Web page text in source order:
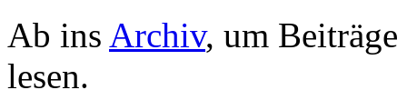
Ab ins Archiv, um
lesen.